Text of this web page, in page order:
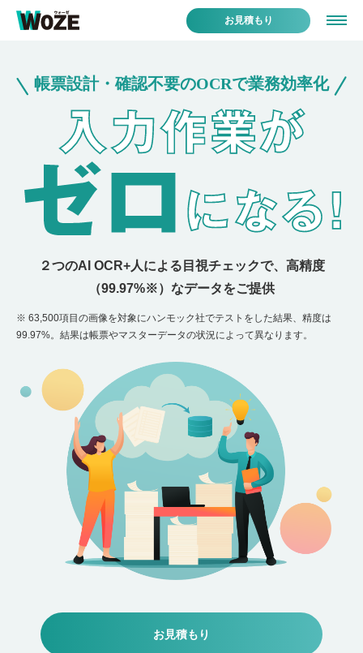
お見積もり
２つのAI OCR+人による目視チェックで、高精度
（99.97%※）なデータをご提供
※ 63,500項目の画像を対象にハンモック社でテストをした結果、精度は
99.97%。 結果は帳票やマスターデータの状況によって異なります。
お見積もり
2025/10/22